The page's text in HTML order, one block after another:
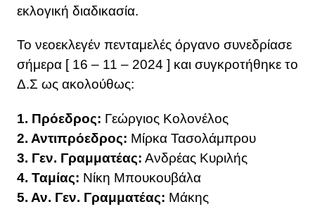
εκλογική διαδικασία.
Το νεοεκλεγέν πενταμελές όργανο συνεδρίασε
σήμερα [ 16 – 11 – 2024 ] και συγκροτήθηκε το
Δ.Σ ως ακολούθως:
1. Πρόεδρος: Γεώργιος Κολονέλος
2. Αντιπρόεδρος: Μίρκα Τασολάμπρου
3. Γεν. Γραμματέας: Ανδρέας Κυριλής
4. Ταμίας: Νίκη Μπουκουβάλα
5. Αν. Γεν. Γραμματέας: Μάκης